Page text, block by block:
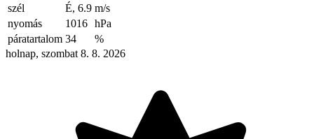
szél
É, 6.9 m/s
nyomás
1016 hPa
páratartalom 34
%
holnap, szombat 8. 8. 2026